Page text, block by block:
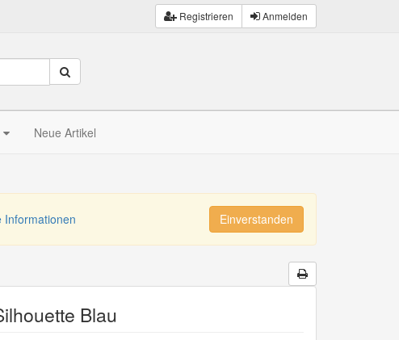
Registrieren Anmelden
Neue Artikel
Informationen Einverstanden
Blau